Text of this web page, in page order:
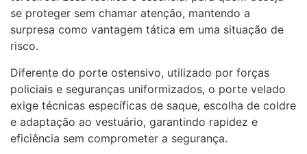
se proteger sem chamar atenção, mantendo a
surpresa como vantagem tática em uma situação de
risco.
Diferente do porte ostensivo, utilizado por forças
policiais e seguranças uniformizados, o porte velado
exige técnicas específicas de saque, escolha de coldre
e adaptação ao vestuário, garantindo rapidez e
eficiência sem comprometer a segurança.